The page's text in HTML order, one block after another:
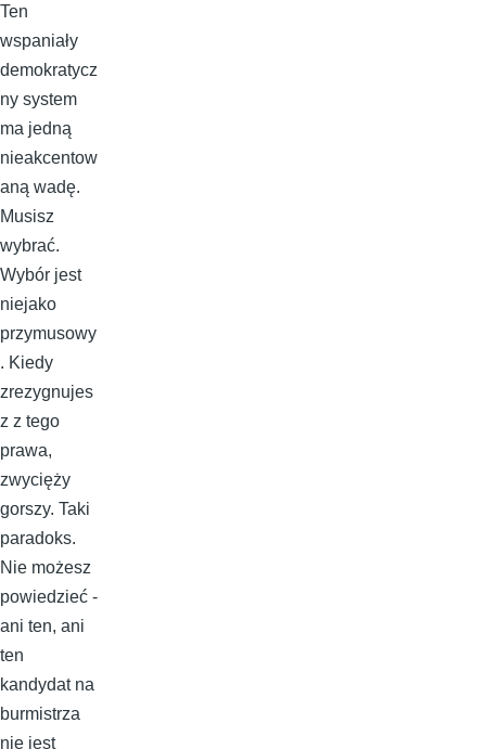
Ten
wspaniały
demokratycz
ny system
ma jedną
nieakcentow
aną wadę.
Musisz
wybrać.
Wybór jest
niejako
przymusowy
. Kiedy
zrezygnujes
z z tego
prawa,
zwycięży
gorszy. Taki
paradoks.
Nie możesz
powiedzieć -
ani ten, ani
ten
kandydat na
burmistrza
nie jest